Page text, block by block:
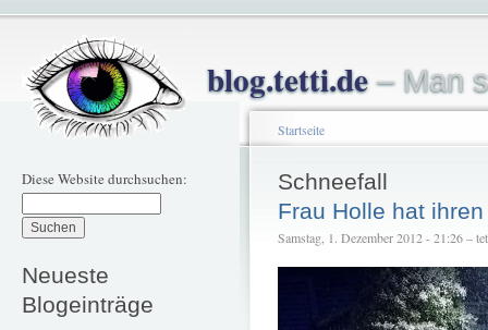
blog.tetti.de– Man
Diese Website durchsuchen:
Neueste
Blogeinträge
Startseite
Schneefall
Frau Holle hat
Samstag, 1. Dezember 2012 - 21:26 –